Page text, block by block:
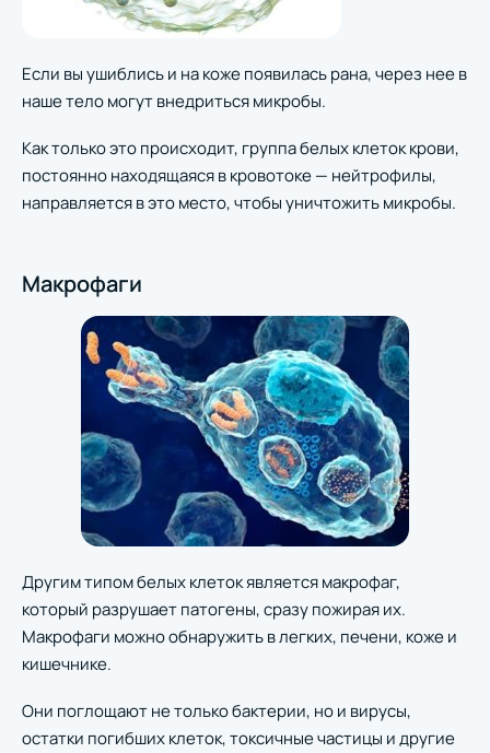
Если вы ушиблись и на коже появилась рана, через нее в
наше тело могут внедриться микробы.
Как только это происходит, группа белых клеток крови,
постоянно находящаяся в кровотоке — нейтрофилы,
направляется в это место, чтобы уничтожить микробы.
Макрофаги
Другим типом белых клеток является макрофаг,
который разрушает патогены, сразу пожирая их.
Макрофаги можно обнаружить в легких, печени, коже и
кишечнике.
Они поглощают не только бактерии, но и вирусы,
остатки погибших клеток, токсичные частицы и другие